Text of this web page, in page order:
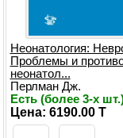
Неонатология:
Проблемы и
неонатол...
Перлман Дж.
Есть (более 3-х
Цена: 6190.00 T